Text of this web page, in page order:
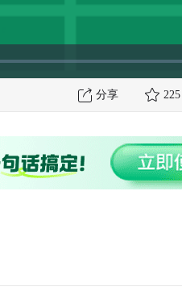
分享 225